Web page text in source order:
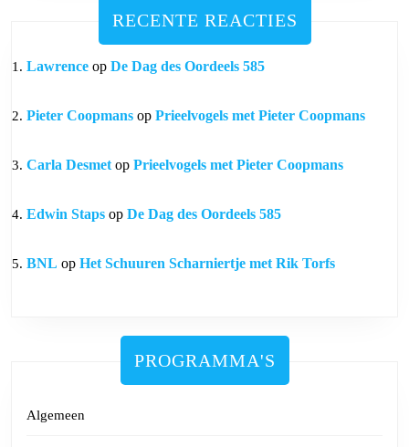
RECENTE REACTIES
Lawrence op De Dag des Oordeels 585
Pieter Coopmans op Prieelvogels met Pieter Coopmans
Carla Desmetop Prieelvogels met Pieter Coopmans
Edwin Staps op De Dag des Oordeels 585
BNL op Het Schuuren Scharniertje met Rik Torfs
PROGRAMMA'S
Algemeen